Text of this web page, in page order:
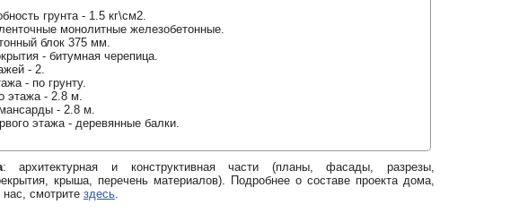
грунта - 1.5 кг\см2.
монолитные железобетонные.
блок 375 мм.
- битумная черепица.
- 2.
- по грунту.
этажа - 2.8 м.
- 2.8 м.
этажа - деревянные балки.
: архитектурная и конструктивная части (планы, фасады, разрезы,
крыша, перечень материалов). Подробнее о составе проекта дома,
нас, смотрите здесь.